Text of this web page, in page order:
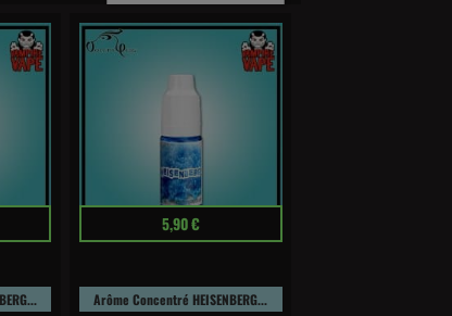
Prix 5,90 €
Arôme Concentré HEISENBERG...